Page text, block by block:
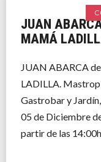
HISTORIAS
JUAN
MAMÁ
JUAN ABARCA
LADILLA.
Gastrobar y
05 de Diciembre
partir de las 14:00h